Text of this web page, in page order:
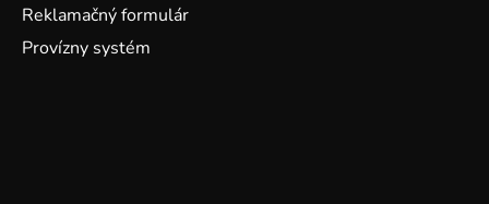
Reklamačný formulár
Provízny systém